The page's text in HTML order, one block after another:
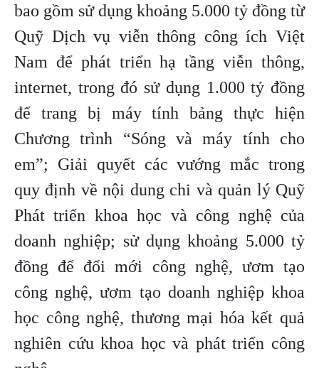
bao gồm sử dụng khoảng 5.000 tỷ đồng từ
Quỹ Dịch vụ viễn thông công ích Việt
Nam để phát triển hạ tầng viễn thông,
internet, trong đó sử dụng 1.000 tỷ đồng
để trang bị máy tính bảng thực hiện
Chương trình “Sóng và máy tính cho
em”; Giải quyết các vướng mắc trong
quy định về nội dung chi và quản lý Quỹ
Phát triển khoa học và công nghệ của
doanh nghiệp; sử dụng khoảng 5.000 tỷ
đồng để đổi mới công nghệ, ươm tạo
công nghệ, ươm tạo doanh nghiệp khoa
học công nghệ, thương mại hóa kết quả
nghiên cứu khoa học và phát triển công